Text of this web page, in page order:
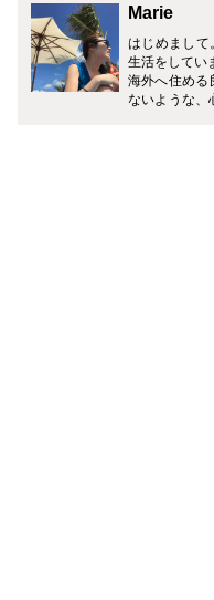
Marie
はじめまして
生活をしてい
海外へ住める
ないような、